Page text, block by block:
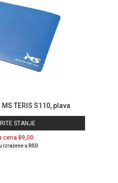
TERIS S110, plava
STANJE
cena 89,00
izražene u RSD